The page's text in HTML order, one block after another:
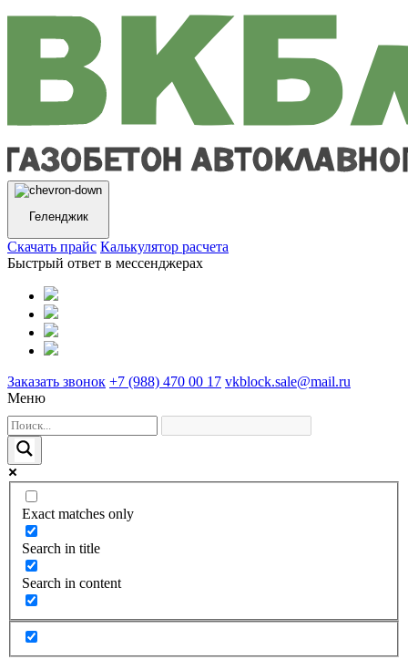
Геленджик
Cкачать прайс Калькулятор расчета
Быстрый ответ в мессенджерах
Заказать звонок +7 (988) 470 00 17 vkblock.sale@mail.ru
Меню
Exact matches only
Search in title
Search in content